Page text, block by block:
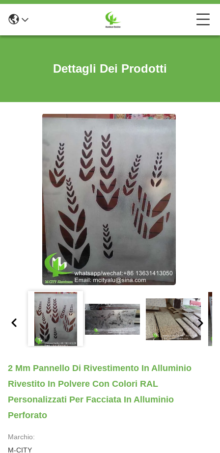
Dettagli Dei Prodotti
2 Mm Pannello Di Rivestimento In Alluminio
Rivestito In Polvere Con Colori RAL
Personalizzati Per Facciata In Alluminio
Perforato
Marchio:
M-CITY